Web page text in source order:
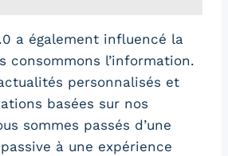
a également influencé la
consommons l’information.
personnalisés et
basées sur nos
sommes passés d’une
à une expérience